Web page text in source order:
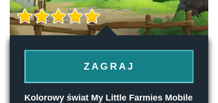
ZAGRAJ
Kolorowy świat My Little Farmies Mobile